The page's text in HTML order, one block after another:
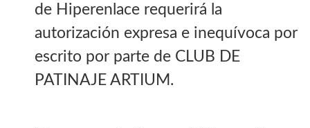
de Hiperenlace requerirá la
autorización expresa e inequívoca por
escrito por parte de CLUB DE
PATINAJE ARTIUM.